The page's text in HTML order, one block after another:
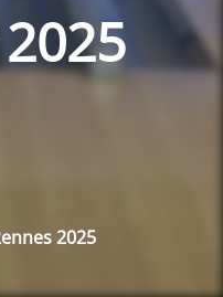
2025